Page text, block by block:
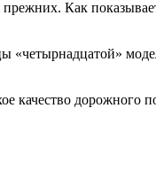
Как
«четырнадцатой»
дорожного